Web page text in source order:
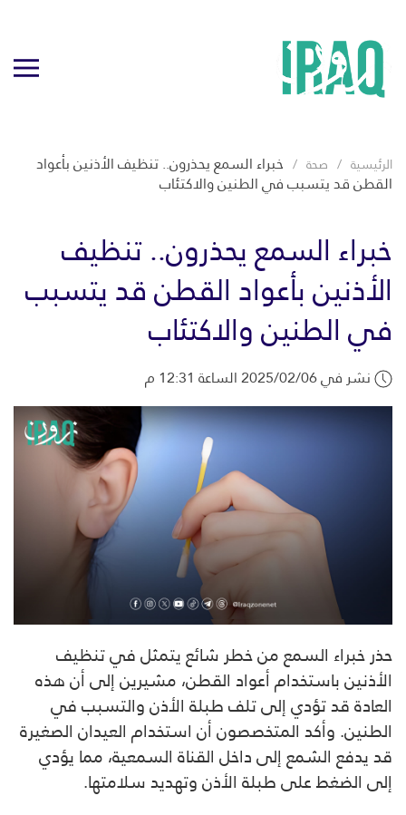
الرئيسية صحة خبراء السمع يحذرون.. تنظيف الأذنين بأعواد
القطن قد يتسبب في الطنين والاكتئاب
خبراء السمع يحذرون.. تنظيف
الأذنين بأعواد القطن قد يتسبب
في الطنين والاكتئاب
نشر في 2025/02/06 الساعة 12:31 م
حذر خبراء السمع من خطر شائع يتمثل في تنظيف
الأذنين باستخدام أعواد القطن، مشيرين إلى أن هذه
العادة قد تؤدي إلى تلف طبلة الأذن والتسبب في
الطنين. وأكد المتخصصون أن استخدام العيدان الصغيرة
قد يدفع الشمع إلى داخل القناة السمعية، مما يؤدي
إلى الضغط على طبلة الأذن وتهديد سلامتها.